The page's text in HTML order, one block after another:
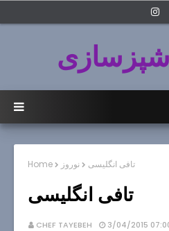
Home نوروز تافی انگلیسی
تافی انگلیسی
CHEF TAYEBEH 3/04/2015